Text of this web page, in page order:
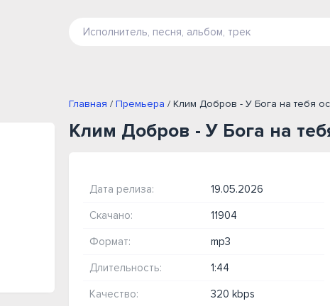
Главная / Премьера / Клим Добров - У Бога на тебя
Клим Добров - У Бога на
Дата релиза: 19.05.2026
Скачано: 11904
Формат: mp3
Длительность: 1:44
Качество: 320 kbps